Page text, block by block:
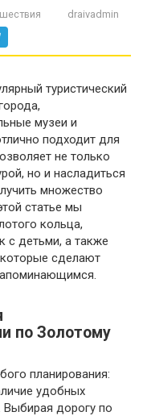
draivadmin
туристический
музеи и
подходит для
не только
но и насладиться
множество
статье мы
кольца,
с детьми, а также
сделают
по Золотому
планирования:
удобных
Выбирая дорогу по